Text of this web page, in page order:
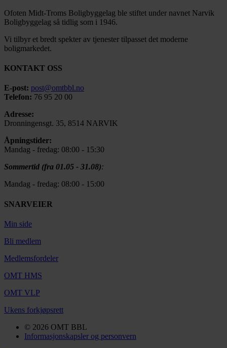
Ofoten Midt-Troms Boligbyggelag ble stiftet under navnet Narvik
Boligbyggelag så tidlig som i 1946.
Vi tilbyr et bredt spekter av tjenester tilpasset det moderne
boligmarkedet.
KONTAKT OSS
E-post: post@omtbbl.no
Telefon: 76 95 20 00
Adresse:
Dronningensgt. 35, 8514 NARVIK
Åpningstider:
Mandag - fredag: 08:00 - 15:30
Sommertid (fra 01.05 - 31.08):
Mandag - fredag: 08:00 - 15:00
SNARVEIER
Min side
Bli medlem
Medlemsfordeler
OMT HMS
OMT VLP
Ukens forkjøpsrett
© 2026 OMT BBL
Informasjonskapsler og personvern